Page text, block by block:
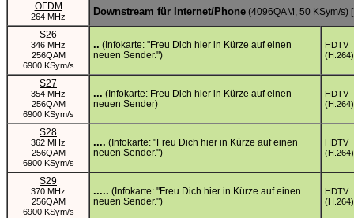
OFDM
264 MHz Downstream für Internet/Phone (4096QAM, 50 KSym/s)
S26
346 MHz
256QAM
6900 KSym/s
.. (Infokarte: "Freu Dich hier in Kürze auf einen
neuen Sender.")
HDTV
(H.264)
S27
354 MHz
256QAM
6900 KSym/s
... (Infokarte: Freu Dich hier in Kürze auf einen
neuen Sender)
HDTV
(H.264)
S28
362 MHz
256QAM
6900 KSym/s
.... (Infokarte: "Freu Dich hier in Kürze auf einen
neuen Sender.")
HDTV
(H.264)
S29
370 MHz
256QAM
6900 KSym/s
..... (Infokarte: "Freu Dich hier in Kürze auf einen
neuen Sender.")
HDTV
(H.264)